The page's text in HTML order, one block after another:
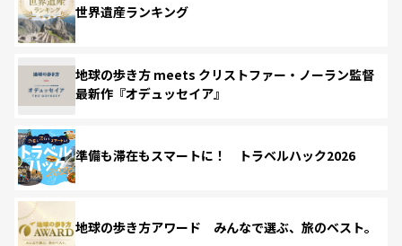
世界遺産ランキング
地球の歩き方 meets クリストファー・ノーラン監督
最新作『オデュッセイア』
準備も滞在もスマートに！ トラベルハック2026
地球の歩き方アワード みんなで選ぶ、旅のベスト。